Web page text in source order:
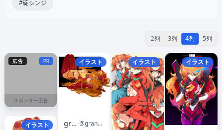
#碇シンジ
2列 3列 4列 5列
広告 PR
スポンサー広告
イラスト
イラスト
grandia元
@grandia42783429
イラスト イラスト